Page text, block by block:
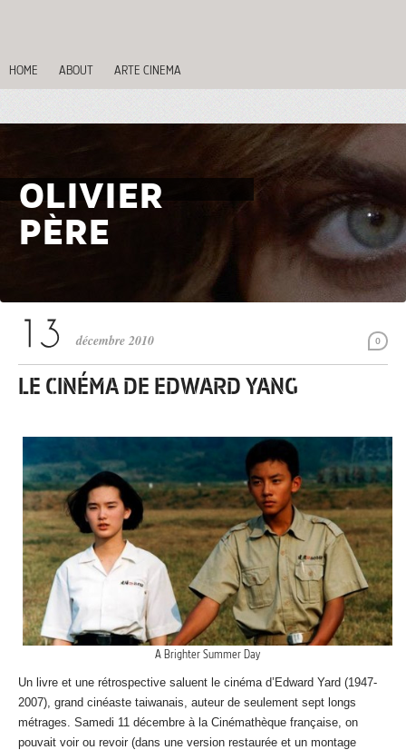
HOME ABOUT ARTE CINEMA
OLIVIER
PÈRE
0
décembre 2010
LE CINÉMA DE EDWARD YANG
A Brighter Summer Day
Un livre et une rétrospective saluent le cinéma d’Edward Yard (1947-
2007), grand cinéaste taiwanais, auteur de seulement sept longs
métrages. Samedi 11 décembre à la Cinémathèque française, on
pouvait voir ou revoir (dans une version restaurée et un montage